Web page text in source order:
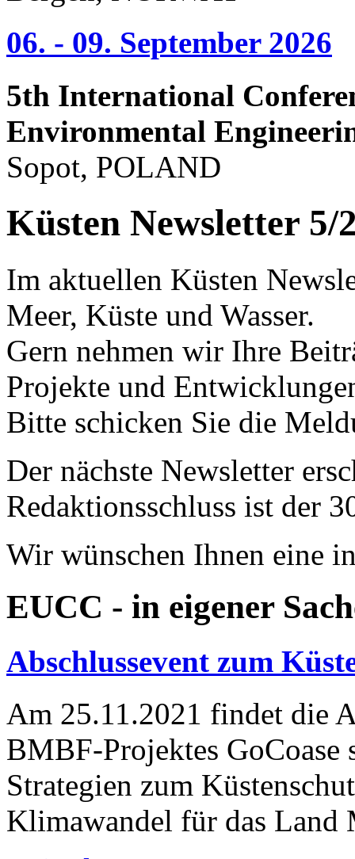
06. - 09. September 2026
5th International
Environmental
Sopot, POLAND
Küsten Newsletter 5/
Im aktuellen Küsten
Meer, Küste und Wasser.
Gern nehmen wir Ihre
Projekte und
Bitte schicken Sie die
Der nächste Newsletter
Redaktionsschluss ist der
Wir wünschen Ihnen eine
EUCC - in eigener
Abschlussevent zum
Am 25.11.2021 findet die
BMBF-Projektes
Strategien zum
Klimawandel für das Land